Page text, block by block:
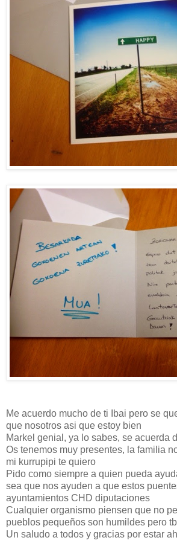
Me acuerdo mucho de ti Ibai pero se
que nosotros asi que estoy bien
Markel genial, ya lo sabes, se acuerda
Os tenemos muy presentes, la familia
mi kurrupipi te quiero
Pido como siempre a quien pueda
sea que nos ayuden a que estos
ayuntamientos CHD diputaciones
Cualquier organismo piensen que no
pueblos pequeños son humildes pero
Un saludo a todos y gracias por estar